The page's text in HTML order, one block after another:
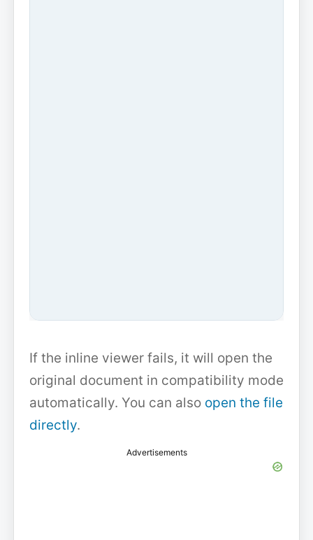
If the inline viewer fails, it will open the
original document in compatibility mode
automatically. You can also open the file
directly.
Advertisements